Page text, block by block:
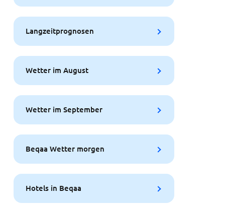
Langzeitprognosen
Wetter im August
Wetter im September
Beqaa Wetter morgen
Hotels in Beqaa